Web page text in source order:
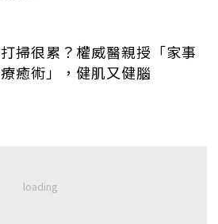
打掃很累？權威醫親授「家事
療癒術」，健肌又健腦